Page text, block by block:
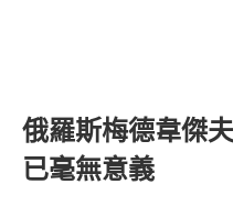
俄羅斯梅德韋傑
已毫無意義